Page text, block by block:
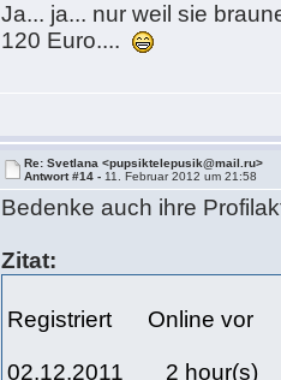
Ja... ja... nur weil sie
120 Euro....
Re: Svetlana <pupsiktelepusik@mail.ru>
Antwort #14 - 11. Februar 2012 um 21:58
Bedenke auch ihre
Zitat:
Registriert Online
02.12.2011 2